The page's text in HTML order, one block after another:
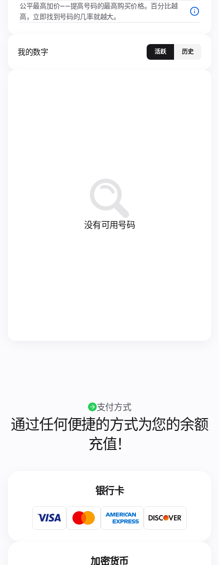
公平最高加价——提高号码的最高购买价格。百分比越
高，立即找到号码的几率就越大。
我的数字 活跃 历史
没有可用号码
支付方式
通过任何便捷的方式为您的余额
充值！
银行卡
加密货币